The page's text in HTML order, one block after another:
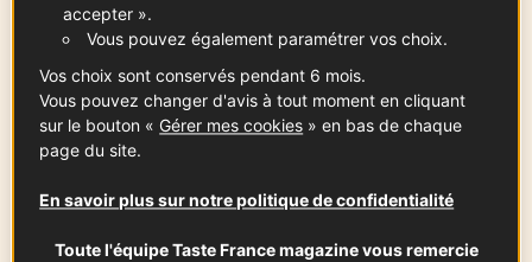
Kiwi de l’Adour IGP
x4Voir la fiche
Jus de citron
accepter ».
Vous pouvez également paramétrer vos choix.
Vos choix sont conservés pendant 6 mois.
Vous pouvez changer d'avis à tout moment en cliquant
sur le bouton « Gérer mes cookies » en bas de chaque
page du site.
En savoir plus sur notre politique de confidentialité
Toute l'équipe Taste France magazine vous remercie